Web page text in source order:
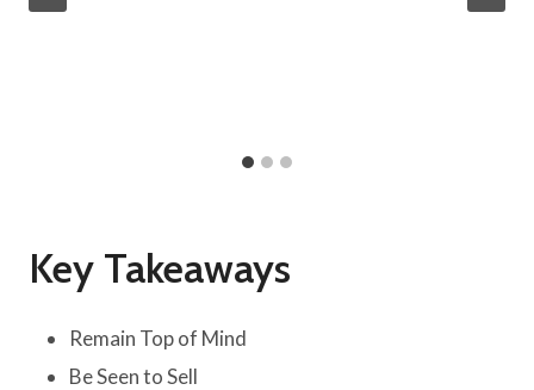
Key Takeaways
Remain Top of Mind
Be Seen to Sell